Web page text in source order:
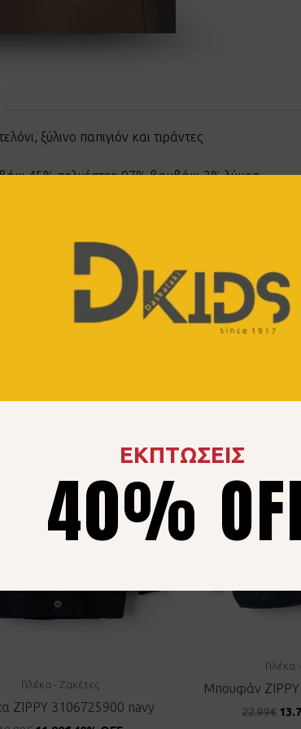
ξύλινο παπιγιόν και τιράντες
45% πολυέστερ 97% βαμβάκι 3% λύκρα
Γιλέκα - Ζακέτες
ZIPPY 3106725900 navy
Γιλέκα
Μπουφάν
22.99€
ΕΚΠΤΩΣΕΙΣ
40%